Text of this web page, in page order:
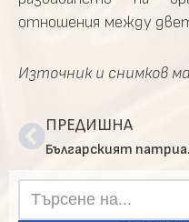
отношения между
Източник и снимков
ПРЕДИШНА